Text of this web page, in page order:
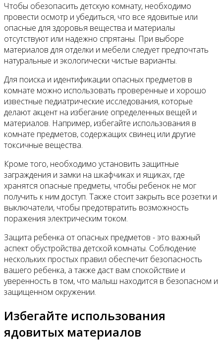
Чтобы обезопасить детскую комнату, необходимо
провести осмотр и убедиться, что все ядовитые или
опасные для здоровья вещества и материалы
отсутствуют или надежно спрятаны. При выборе
материалов для отделки и мебели следует предпочтать
натуральные и экологически чистые варианты.
Для поиска и идентификации опасных предметов в
комнате можно использовать проверенные и хорошо
известные педиатрические исследования, которые
делают акцент на избегание определенных вещей и
материалов. Например, избегайте использования в
комнате предметов, содержащих свинец или другие
токсичные вещества.
Кроме того, необходимо установить защитные
заграждения и замки на шкафчиках и ящиках, где
хранятся опасные предметы, чтобы ребенок не мог
получить к ним доступ. Также стоит закрыть все розетки и
выключатели, чтобы предотвратить возможность
поражения электрическим током.
Защита ребенка от опасных предметов - это важный
аспект обустройства детской комнаты. Соблюдение
нескольких простых правил обеспечит безопасность
вашего ребенка, а также даст вам спокойствие и
уверенность в том, что малыш находится в безопасном и
защищенном окружении.
Избегайте использования
ядовитых материалов